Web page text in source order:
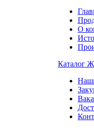
О
Каталог